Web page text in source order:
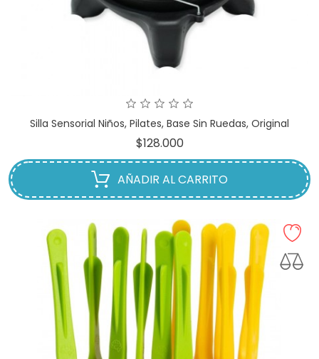
Silla Sensorial Niños, Pilates, Base Sin Ruedas, Original
$128.000Precio
AÑADIR AL CARRITO